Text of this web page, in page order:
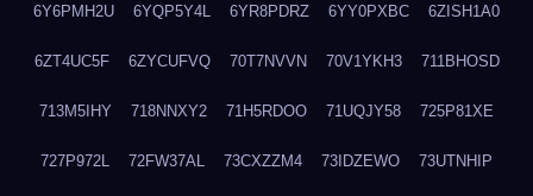
6Y6PMH2U 6YQP5Y4L 6YR8PDRZ 6YY0PXBC 6ZISH1A0
6ZT4UC5F 6ZYCUFVQ 70T7NVVN 70V1YKH3 711BHOSD
713M5IHY 718NNXY2 71H5RDOO 71UQJY58 725P81XE
727P972L 72FW37AL 73CXZZM4 73IDZEWO 73UTNHIP